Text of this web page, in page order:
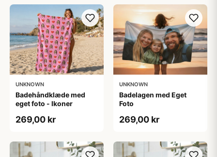
UNKNOWN
Badehåndklæde med
eget foto - Ikoner
269,00 kr
UNKNOWN
Badelagen med Eget
Foto
269,00 kr